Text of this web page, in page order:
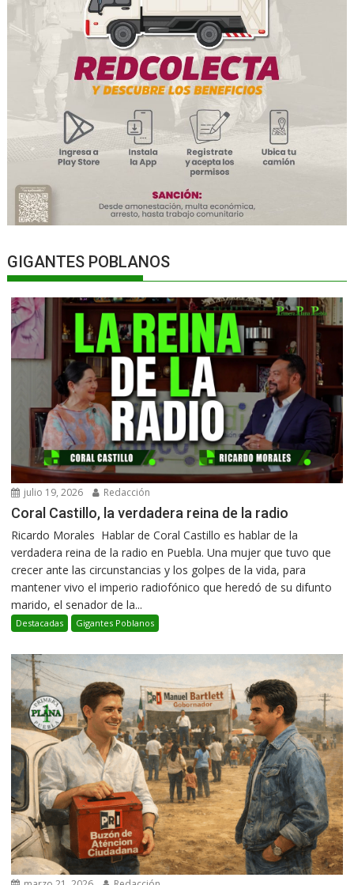
GIGANTES POBLANOS
julio 19, 2026 Redacción
Coral Castillo, la verdadera reina de la radio
Ricardo Morales Hablar de Coral Castillo es hablar de la
verdadera reina de la radio en Puebla. Una mujer que tuvo que
crecer ante las circunstancias y los golpes de la vida, para
mantener vivo el imperio radiofónico que heredó de su difunto
marido, el senador de la...
Destacadas Gigantes Poblanos